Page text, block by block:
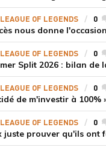
LEAGUE OF LEGENDS 0
LEAGUE OF LEGENDS 0
LEAGUE OF LEGENDS 0
LEAGUE OF LEGENDS 0